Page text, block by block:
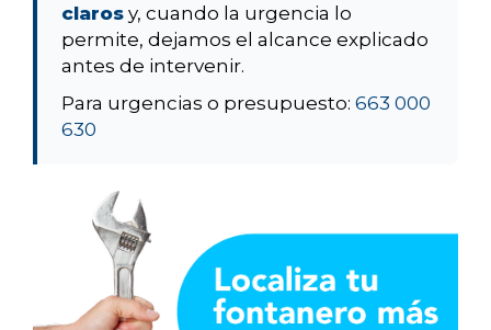
claros y, cuando la urgencia lo
permite, dejamos el alcance explicado
antes de intervenir.
Para urgencias o presupuesto: 663 000
630